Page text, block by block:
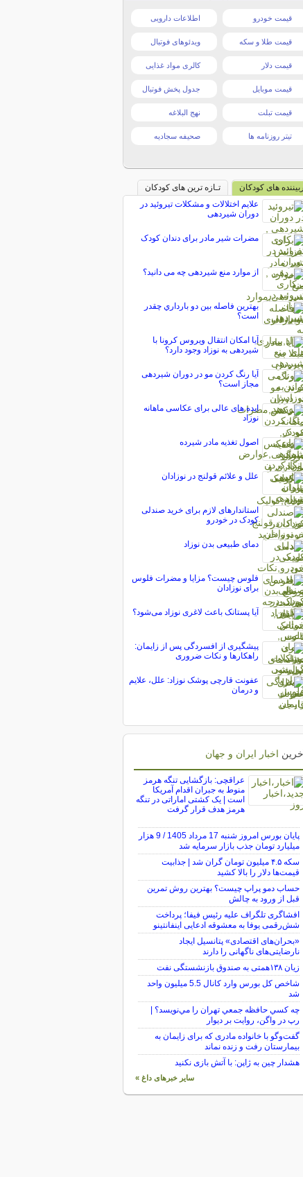
قیمت خودرو اطلاعات دارویی
قیمت طلا و سکه ویدئوهای فوتبال
قیمت دلار کالری مواد غذایی
قیمت موبایل جدول پخش فوتبال
قیمت تبلت نهج البلاغه
تیتر روزنامه ها صحیفه سجادیه
های کودکان
تـازه ترین های کودکان
علایم اختلالات و مشکلات تیروئید در
دوران شیردهی
مضرات شیر مادر برای دندان کودک
از موارد منع شیردهی چه می دانید؟
بهترين فاصله بين دو بارداري چقدر
است؟
آیا امکان انتقال ویروس کرونا با
شیردهی به نوزاد وجود دارد؟
آیا رنگ کردن مو در دوران شیردهی
مجاز است؟
ایده های عالی برای عکاسی ماهانه
نوزاد
اصول تغذیه مادر شیرده
علل و علائم قولنج در نوزادان
استاندارهای لازم برای خرید صندلی
کودک در خودرو
دمای طبیعی بدن نوزاد
فلوس چیست؟ مزایا و مضرات فلوس
برای نوزادان
آیا پستانک باعث لاغری نوزاد می‌شود؟
پیشگیری از افسردگی پس از زایمان:
راهکارها و نکات ضروری
عفونت قارچی پوشک نوزاد: علل، علایم
و درمان
اخبار ایران و جهان
عراقچی: بازگشایی تنگه هرمز
منوط به جبران اقدام آمریکا
است | یک کشتی اماراتی در تنگه
هرمز هدف قرار گرفت
پایان بورس امروز شنبه 17 مرداد 1405 / 9 هزار
میلیارد تومان جذب بازار سرمایه شد
سکه ۴.۵ میلیون تومان گران شد | جذابیت
قیمت‌ها دلار را بالا کشید
حساب دمو پراپ چیست؟ بهترین روش تمرین
قبل از ورود به چالش
افشاگری تلگراف علیه رئیس فیفا؛ پرداخت
شش‌رقمی یوفا به معشوقه ادعایی اینفانتینو
«بحران‌های اقتصادی» پتانسیل ایجاد
نارضایتی‌های ناگهانی را دارند
زیان ۱۳۸همتی به صندوق بازنشستگی نفت
شاخص کل بورس وارد کانال 5.5 میلیون واحد
شد
چه كسي حافظه جمعي تهران را مي‌نويسد؟ |
رپ در واگن، روايت بر ديوار
گفت‌وگو با خانواده مادری که برای زایمان به
بیمارستان رفت و زنده نماند
هشدار چین به ژاپن: با آتش بازی نکنید
سایر خبرهای داغ »